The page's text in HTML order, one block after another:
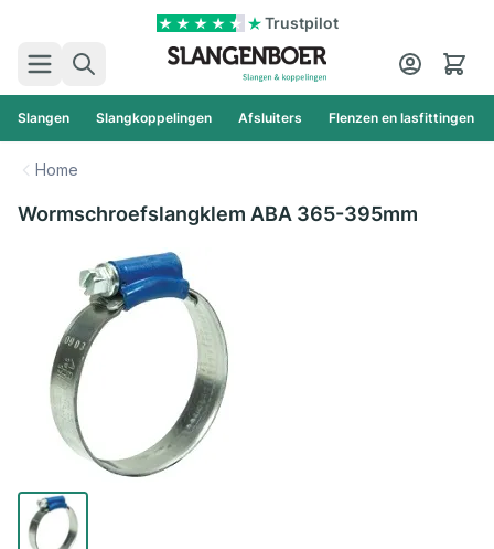
Trustpilot
Zoek
Cart
Slangen Slangkoppelingen Afsluiters Flenzen en lasfittingen
Home
Wormschroefslangklem ABA 365-395mm